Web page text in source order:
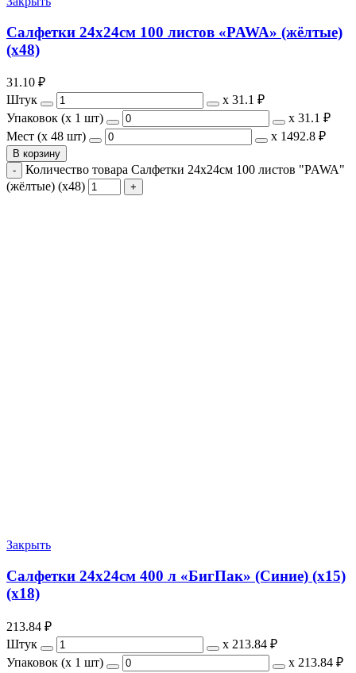
Салфетки 24х24см 100 листов «PAWA» (жёлтые)
(х48)
31.10 ₽
Штук
х 31.1 ₽
Упаковок (x 1 шт)
х 31.1 ₽
Мест (x 48 шт)
х 1492.8 ₽
В корзину
Количество товара Салфетки 24х24см 100 листов "PAWA"
(жёлтые) (х48)
Закрыть
Салфетки 24х24см 400 л «БигПак» (Синие) (х15)
(х18)
213.84 ₽
Штук
х 213.84 ₽
Упаковок (x 1 шт)
х 213.84 ₽